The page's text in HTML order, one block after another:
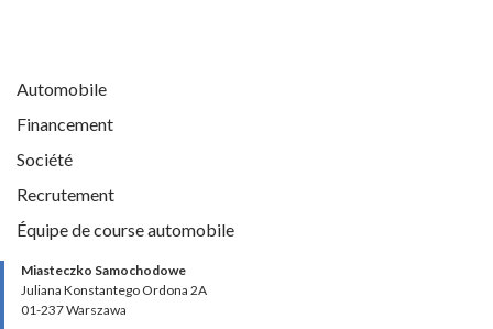
Automobile
Financement
Société
Recrutement
Équipe de course automobile
Miasteczko Samochodowe
Juliana Konstantego Ordona 2A
01-237 Warszawa